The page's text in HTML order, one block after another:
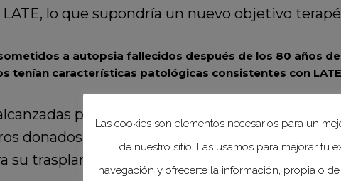
lo que supondría un nuevo objetivo
a autopsia fallecidos después de los 80 años
tenían características patológicas consistentes con
por este grupo de investigadores
donados, lo que muestra paralelamente, la
su trasplante como para la realización de
Las cookies son elementos necesarios para un
de nuestro sitio. Las usamos para mejorar tu
navegación y ofrecerte la información, propia o